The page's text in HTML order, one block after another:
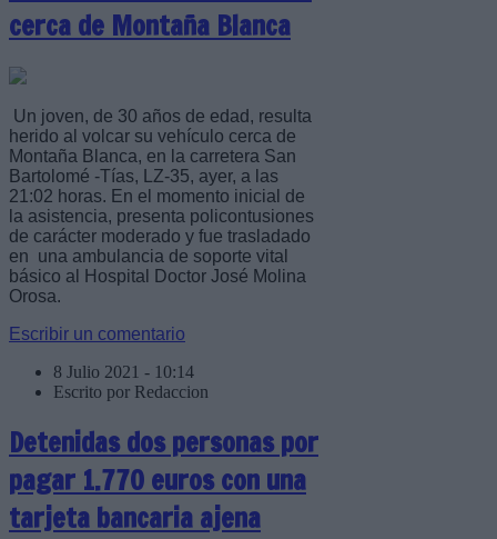
cerca de Montaña Blanca
Un joven, de 30 años de edad, resulta
herido al volcar su vehículo cerca de
Montaña Blanca, en la carretera San
Bartolomé -Tías, LZ-35, ayer, a las
21:02 horas. En el momento inicial de
la asistencia, presenta policontusiones
de carácter moderado y fue trasladado
en una ambulancia de soporte vital
básico al Hospital Doctor José Molina
Orosa.
Escribir un comentario
8 Julio 2021 - 10:14
Escrito por Redaccion
Detenidas dos personas por
pagar 1.770 euros con una
tarjeta bancaria ajena